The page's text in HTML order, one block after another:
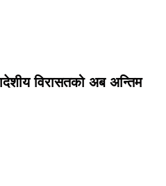
विरासतको अब अन्तिम